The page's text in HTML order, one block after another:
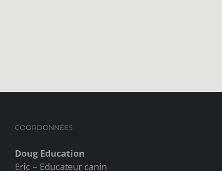
COORDONNÉES
Doug Education
Eric – Educateur canin